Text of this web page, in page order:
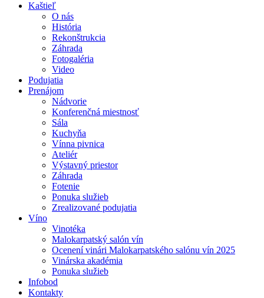
Kaštieľ
O nás
História
Rekonštrukcia
Záhrada
Fotogaléria
Video
Podujatia
Prenájom
Nádvorie
Konferenčná miestnosť
Sála
Kuchyňa
Vínna pivnica
Ateliér
Výstavný priestor
Záhrada
Fotenie
Ponuka služieb
Zrealizované podujatia
Víno
Vinotéka
Malokarpatský salón vín
Ocenení vinári Malokarpatského salónu vín 2025
Vinárska akadémia
Ponuka služieb
Infobod
Kontakty